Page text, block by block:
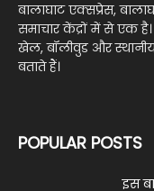
बालाघाट एक्सप्रेस,
समाचार केंद्रों में से एक है।
खेल, बॉलीवुड और
बताते हैं।
POPULAR POSTS
इस